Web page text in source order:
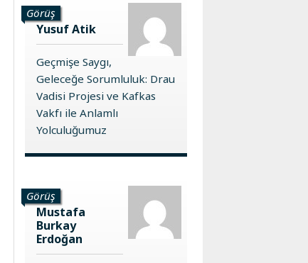
Görüş
Yusuf Atik
Geçmişe Saygı,
Geleceğe Sorumluluk: Drau
Vadisi Projesi ve Kafkas
Vakfı ile Anlamlı
Yolculuğumuz
Görüş
Mustafa
Burkay
Erdoğan